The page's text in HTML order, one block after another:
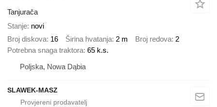
Tanjurača
Stanje novi
Broj diskova 16 Širina hvatanja 2 m Broj redova 2
Potrebna snaga traktora 65 k.s.
Poljska, Nowa Dąbia
SLAWEK-MASZ